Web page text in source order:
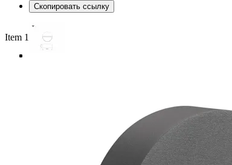
Скопировать ссылку
Item 1 of 4